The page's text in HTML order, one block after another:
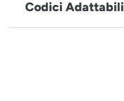
Codici Adattabili